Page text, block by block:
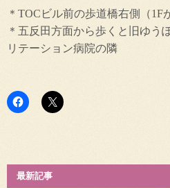
＊TOCビル前の歩道橋右側（1F
＊五反田方面から歩くと旧ゆう
リテーション病院の隣
最新記事